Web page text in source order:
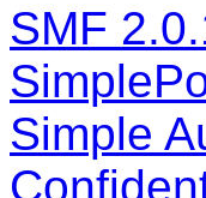
SMF
Simple